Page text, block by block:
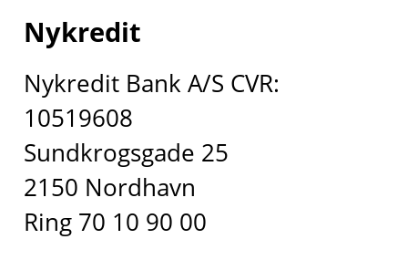
Nykredit
Nykredit Bank A/S CVR:
10519608
Sundkrogsgade 25
2150 Nordhavn
Ring 70 10 90 00